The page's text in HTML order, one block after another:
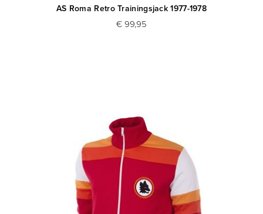
AS Roma Retro Trainingsjack 1977-1978
€ 99,95